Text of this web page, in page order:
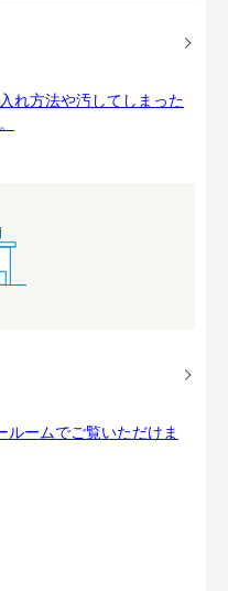
れ方法や汚してしまった
ルームでご覧いただけま